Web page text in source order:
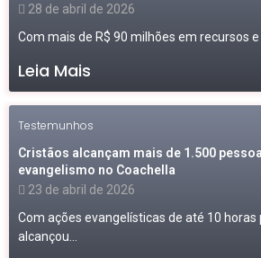
28 de abril de 2026
Com mais de R$ 90 milhões em recursos e
Leia Mais
Testemunhos
Cristãos alcançam mais de 1.500
evangelismo no Coachella
23 de abril de 2026
Com ações evangelísticas de até 10 horas
alcançou...